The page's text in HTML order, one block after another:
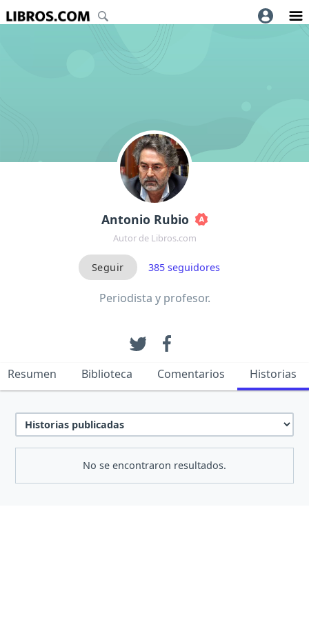
Antonio Rubio
Autor de Libros.com
385seguidores
Periodista y profesor.
Resumen Biblioteca Comentarios Historias
No se encontraron resultados.